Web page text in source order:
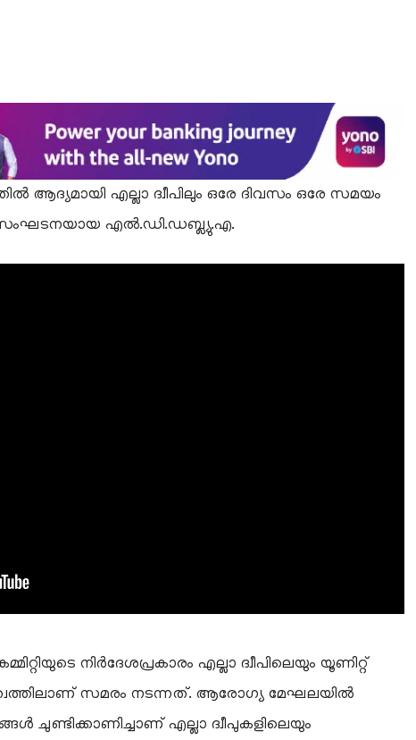
ആദ്യമായി എല്ലാ ദ്വീപിലും ഒരേ ദിവസം ഒരേ സമയം
സംഘടനയായ എൽ.ഡി.ഡബ്ല്യു.എ.
നിർദേശപ്രകാരം എല്ലാ ദ്വീപിലെയും യൂണിറ്റ്
സമരം നടന്നത്. ആരോഗ്യ മേഘലയിൽ
ചുണ്ടിക്കാണിച്ചാണ് എല്ലാ ദ്വീപുകളിലെയും